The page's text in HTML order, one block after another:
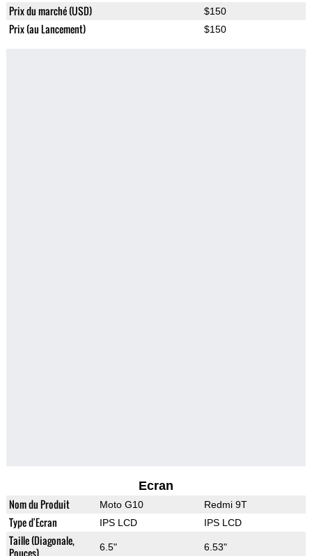
Prix du marché (USD) $150
Prix (au Lancement) $150
Ecran
Nom du Produit Moto G10 Redmi 9T
Type d'Ecran IPS LCD IPS LCD
Taille (Diagonale,
Pouces)
6.5" 6.53"